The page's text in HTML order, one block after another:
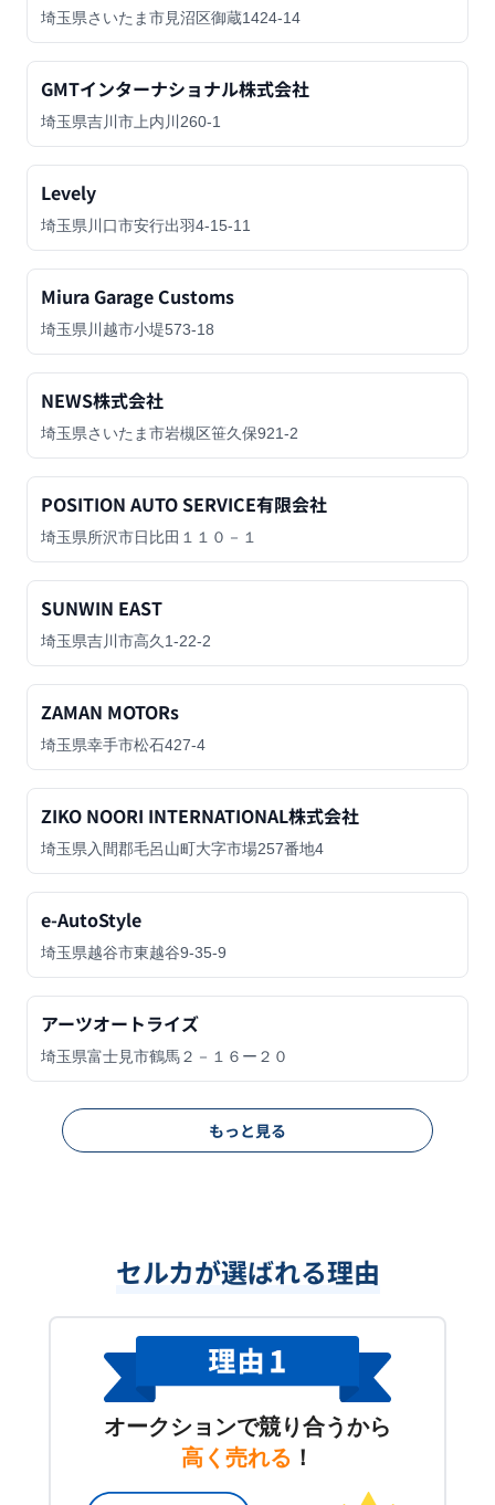
埼玉県さいたま市見沼区御蔵1424-14
GMTインターナショナル株式会社
埼玉県吉川市上内川260-1
Levely
埼玉県川口市安行出羽4-15-11
Miura Garage Customs
埼玉県川越市小堤573-18
NEWS株式会社
埼玉県さいたま市岩槻区笹久保921-2
POSITION AUTO SERVICE有限会社
埼玉県所沢市日比田１１０－１
SUNWIN EAST
埼玉県吉川市高久1-22-2
ZAMAN MOTORs
埼玉県幸手市松石427-4
ZIKO NOORI INTERNATIONAL株式会社
埼玉県入間郡毛呂山町大字市場257番地4
e-AutoStyle
埼玉県越谷市東越谷9-35-9
アーツオートライズ
埼玉県富士見市鶴馬２－１６ー２０
もっと見る
セルカが選ばれる理由
オークションで競り合うから
高く売れる ！